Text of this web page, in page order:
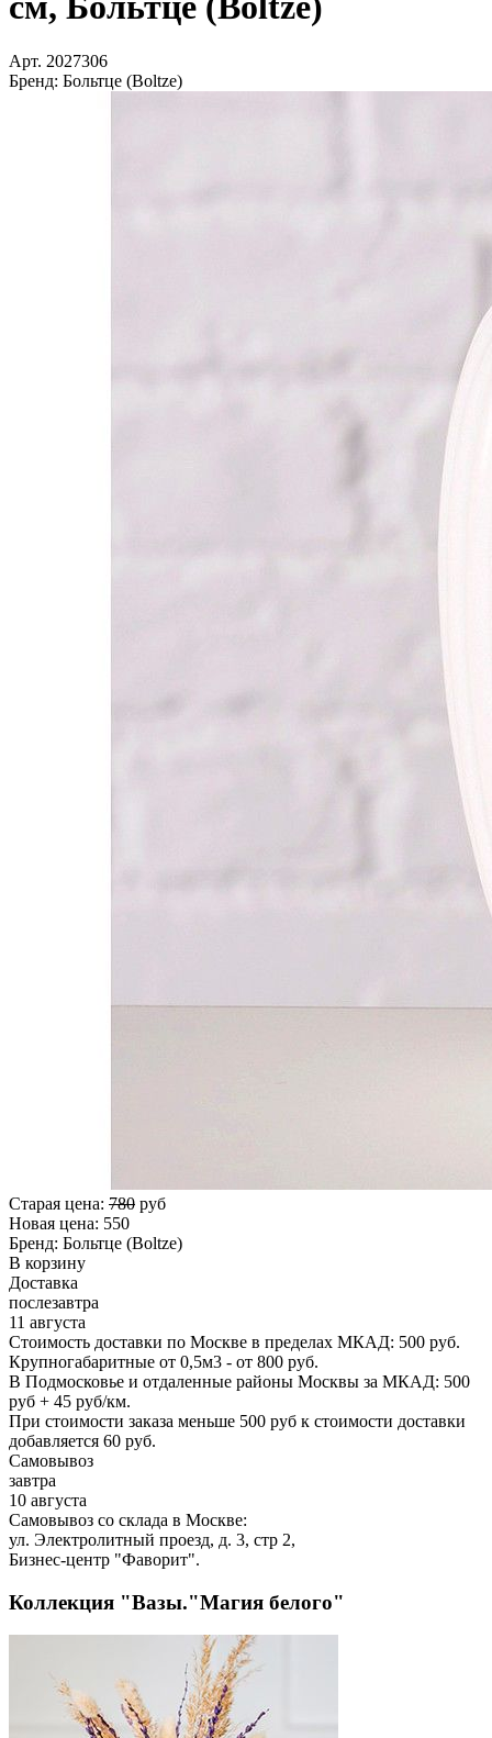
Арт. 2027306
Бренд: Больтце (Boltze)
Старая цена: 780 руб
Новая цена: 550
Бренд: Больтце (Boltze)
В корзину
Доставка
послезавтра
11 августа
Стоимость доставки по Москве в пределах МКАД: 500 руб.
Крупногабаритные от 0,5м3 - от 800 руб.
В Подмосковье и отдаленные районы Москвы за МКАД: 500
руб + 45 руб/км.
При стоимости заказа меньше 500 руб к стоимости доставки
добавляется 60 руб.
Самовывоз
завтра
10 августа
Самовывоз со склада в Москве:
ул. Электролитный проезд, д. 3, стр 2,
Бизнес-центр "Фаворит".
Коллекция "Вазы."Магия белого"